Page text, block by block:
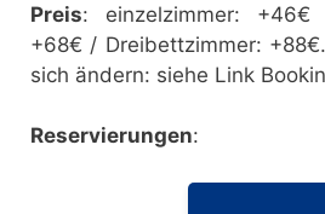
Preis: einzelzimmer:
+68€ / Dreibettzimmer:
sich ändern: siehe Link
Reservierungen: